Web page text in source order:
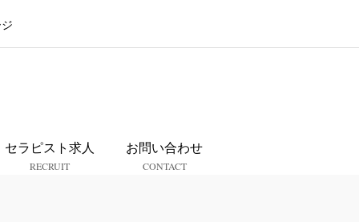
セラピスト求人
RECRUIT
お問い合わせ
CONTACT